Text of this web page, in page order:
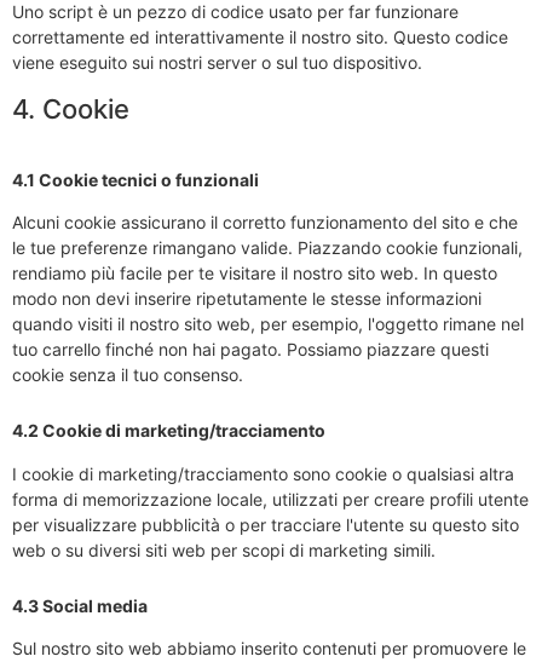
Uno script è un pezzo di codice usato per far funzionare
correttamente ed interattivamente il nostro sito. Questo codice
viene eseguito sui nostri server o sul tuo dispositivo.
4. Cookie
4.1 Cookie tecnici o funzionali
Alcuni cookie assicurano il corretto funzionamento del sito e che
le tue preferenze rimangano valide. Piazzando cookie funzionali,
rendiamo più facile per te visitare il nostro sito web. In questo
modo non devi inserire ripetutamente le stesse informazioni
quando visiti il nostro sito web, per esempio, l'oggetto rimane nel
tuo carrello finché non hai pagato. Possiamo piazzare questi
cookie senza il tuo consenso.
4.2 Cookie di marketing/tracciamento
I cookie di marketing/tracciamento sono cookie o qualsiasi altra
forma di memorizzazione locale, utilizzati per creare profili utente
per visualizzare pubblicità o per tracciare l'utente su questo sito
web o su diversi siti web per scopi di marketing simili.
4.3 Social media
Sul nostro sito web abbiamo inserito contenuti per promuovere le